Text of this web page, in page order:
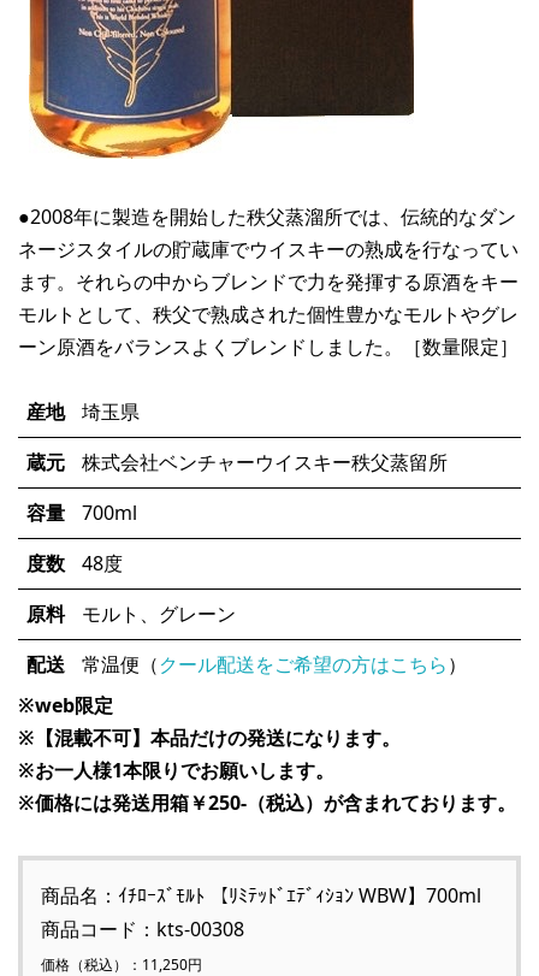
●2008年に製造を開始した秩父蒸溜所では、伝統的なダン
ネージスタイルの貯蔵庫でウイスキーの熟成を行なってい
ます。それらの中からブレンドで力を発揮する原酒をキー
モルトとして、秩父で熟成された個性豊かなモルトやグレ
ーン原酒をバランスよくブレンドしました。［数量限定］
産地
埼玉県
蔵元
株式会社ベンチャーウイスキー秩父蒸留所
容量
700ml
度数
48度
原料
モルト、グレーン
配送
常温便（クール配送をご希望の方はこちら）
※web限定
※【混載不可】本品だけの発送になります。
※お一人様1本限りでお願いします。
※価格には発送用箱￥250-（税込）が含まれております。
商品名：ｲﾁﾛｰｽﾞﾓﾙﾄ 【ﾘﾐﾃｯﾄﾞｴﾃﾞｨｼｮﾝ WBW】700ml
商品コード：kts-00308
価格（税込）：11,250円